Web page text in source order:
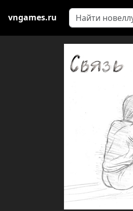
vngames.ru